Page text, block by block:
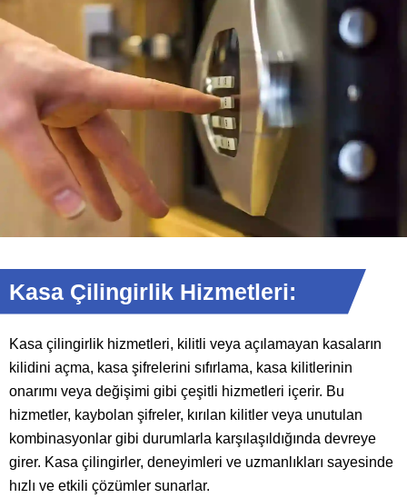
Kasa Çilingirlik Hizmetleri:
Kasa çilingirlik hizmetleri, kilitli veya açılamayan kasaların
kilidini açma, kasa şifrelerini sıfırlama, kasa kilitlerinin
onarımı veya değişimi gibi çeşitli hizmetleri içerir. Bu
hizmetler, kaybolan şifreler, kırılan kilitler veya unutulan
kombinasyonlar gibi durumlarla karşılaşıldığında devreye
girer. Kasa çilingirler, deneyimleri ve uzmanlıkları sayesinde
hızlı ve etkili çözümler sunarlar.